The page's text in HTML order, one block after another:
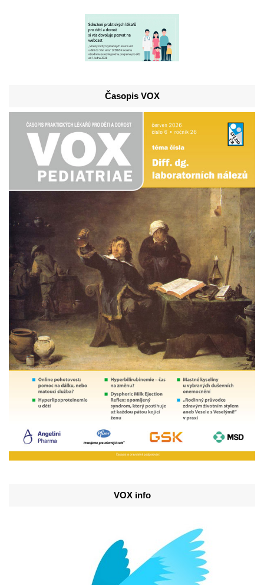
Časopis VOX
VOX info